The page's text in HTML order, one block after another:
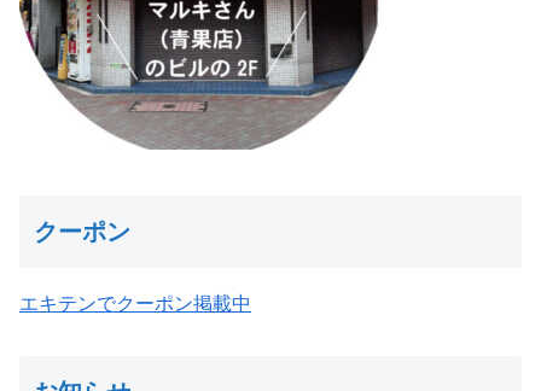
クーポン
エキテンでクーポン掲載中